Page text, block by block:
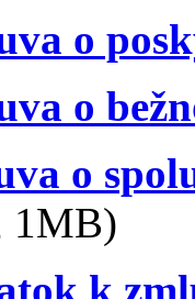
o
o
o
1MB)